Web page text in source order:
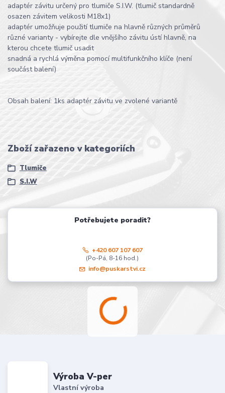
adaptér závitu určený pro tlumiče S.I.W. (tlumič standardně
osazen závitem velikosti M18x1)
adaptér umožňuje použití tlumiče na hlavně různých průměrů
různé varianty - vybírejte dle vnějšího závitu ústí hlavně, na
kterou chcete tlumič usadit
snadná a rychlá výměna pomocí multifunkčního klíče (není
součást balení)
Obsah balení: 1ks adaptér závitu ve zvolené variantě
Zboží zařazeno v kategoriích
Tlumiče
S.I.W
Potřebujete poradit?
+420 607 107 607
(Po-Pá, 8-16 hod.)
info@puskarstvi.cz
Výroba V-per
Vlastní výroba